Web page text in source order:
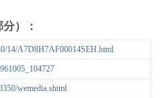
）：
14/A7D8H7AF00014SEH.html
wemedia.shtml